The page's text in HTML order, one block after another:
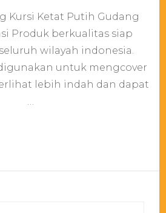
Sarung
Kursi
Putih
Gudang
Bekasi
Kursi Ketat Putih Gudang
Produk berkualitas siap
wilayah indonesia.
untuk mengcover
lebih indah dan dapat
…